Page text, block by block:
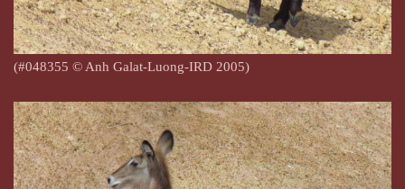
(#048355 © Anh Galat-Luong-IRD 2005)